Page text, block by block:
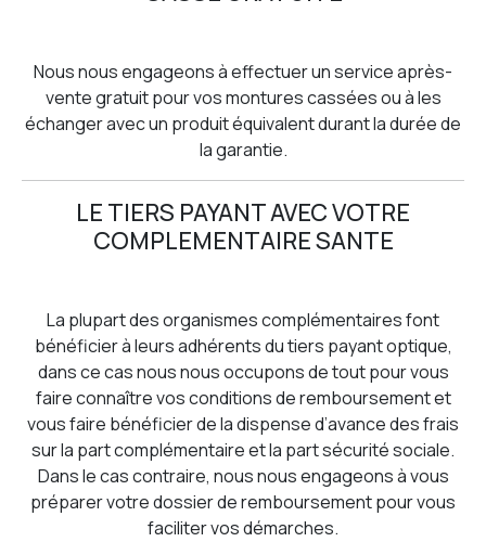
Nous nous engageons à effectuer un service après-
vente gratuit pour vos montures cassées ou à les
échanger avec un produit équivalent durant la durée de
la garantie.
LE TIERS PAYANT AVEC VOTRE
COMPLEMENTAIRE SANTE
La plupart des organismes complémentaires font
bénéficier à leurs adhérents du tiers payant optique,
dans ce cas nous nous occupons de tout pour vous
faire connaître vos conditions de remboursement et
vous faire bénéficier de la dispense d’avance des frais
sur la part complémentaire et la part sécurité sociale.
Dans le cas contraire, nous nous engageons à vous
préparer votre dossier de remboursement pour vous
faciliter vos démarches.